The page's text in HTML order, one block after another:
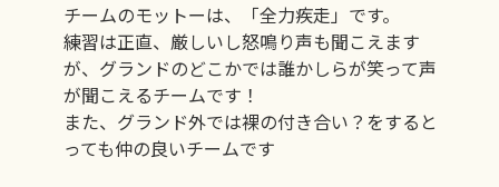
チームのモットーは、「全力疾走」です。
練習は正直、厳しいし怒鳴り声も聞こえます
が、グランドのどこかでは誰かしらが笑って声
が聞こえるチームです！
また、グランド外では裸の付き合い？をすると
っても仲の良いチームです